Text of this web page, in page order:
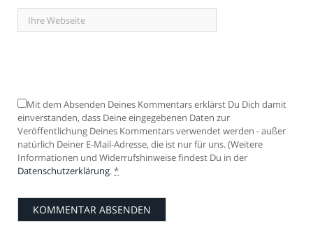
Mit dem Absenden Deines Kommentars erklärst Du Dich damit
einverstanden, dass Deine eingegebenen Daten zur
Veröffentlichung Deines Kommentars verwendet werden - außer
natürlich Deiner E-Mail-Adresse, die ist nur für uns. (Weitere
Informationen und Widerrufshinweise findest Du in der
Datenschutzerklärung.*